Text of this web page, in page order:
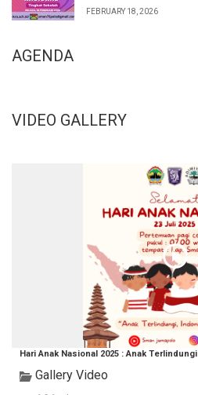
FEBRUARY 18, 2026
AGENDA
VIDEO GALLERY
Hari Anak Nasional 2025 : Anak
Gallery Video